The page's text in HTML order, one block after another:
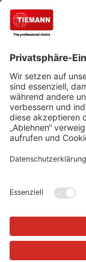
Experte für
Unternehmen,
Mensch,
Cookie-
Versand und
Verkauf nur an
Sinne des §13
Alle Preise